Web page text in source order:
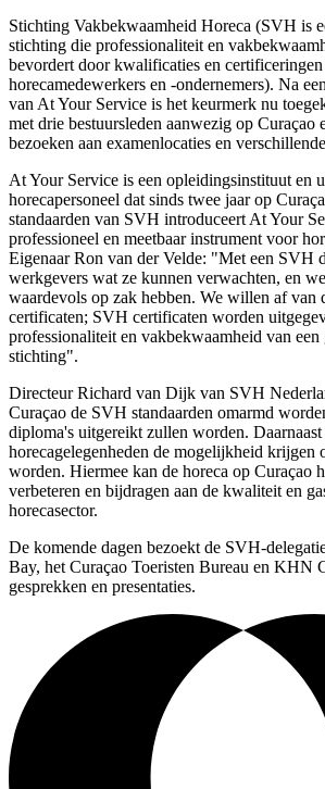
Stichting Vakbekwaamheid Horeca (SVH is
stichting die professionaliteit en
bevordert door kwalificaties en certificeringen
horecamedewerkers en -ondernemers). Na
van At Your Service is het keurmerk nu
met drie bestuursleden aanwezig op Curaçao
bezoeken aan examenlocaties en
At Your Service is een opleidingsinstituut en
horecapersoneel dat sinds twee jaar op
standaarden van SVH introduceert At Your
professioneel en meetbaar instrument voor
Eigenaar Ron van der Velde: "Met een SVH
werkgevers wat ze kunnen verwachten, en
waardevols op zak hebben. We willen af van
certificaten; SVH certificaten worden
professionaliteit en vakbekwaamheid van een
stichting".
Directeur Richard van Dijk van SVH
Curaçao de SVH standaarden omarmd
diploma's uitgereikt zullen worden.
horecagelegenheden de mogelijkheid krijgen
worden. Hiermee kan de horeca op Curaçao
verbeteren en bijdragen aan de kwaliteit en
horecasector.
De komende dagen bezoekt de SVH-
Bay, het Curaçao Toeristen Bureau en KHN
gesprekken en presentaties.